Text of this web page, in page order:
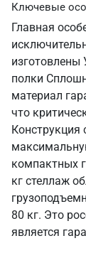
Ключевые
Главная
изготовлены
полки
материал
что
Конструкция
компактных
кг стеллаж
80 кг. Это
является